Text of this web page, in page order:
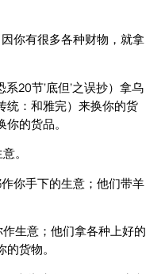
你有很多各种财物，就拿
系20节‘底但’之误抄）拿乌
统：和雅完）来换你的货
的货品。
。
你手下的生意；他们带羊
生意；他们拿各种上好的
货物。